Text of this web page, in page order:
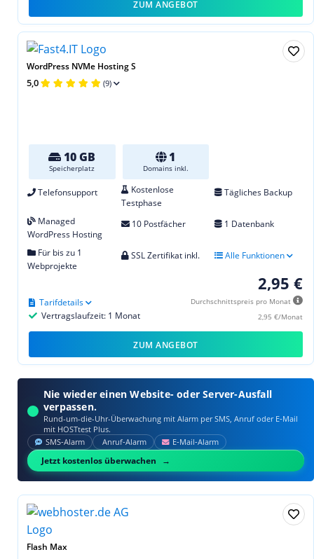
ZUM ANGEBOT
WordPress NVMe Hosting S
5,0 (9)
10 GB
Speicherplatz
1
Domains inkl.
Telefonsupport
Kostenlose
Testphase
Tägliches Backup
Managed
WordPress Hosting
10 Postfächer 1 Datenbank
Für bis zu 1
Webprojekte
SSL Zertifikat inkl. Alle Funktionen
2,95 €
Durchschnittspreis pro Monat
2,95 €/Monat
Vertragslaufzeit: 1 Monat
Tarifdetails
ZUM ANGEBOT
Nie wieder einen Website- oder Server-Ausfall
verpassen.
Rund-um-die-Uhr-Überwachung mit Alarm per SMS, Anruf oder E‑Mail
mit HOSTtest Plus.
SMS‑Alarm Anruf‑Alarm E‑Mail‑Alarm
Jetzt kostenlos überwachen
Flash Max